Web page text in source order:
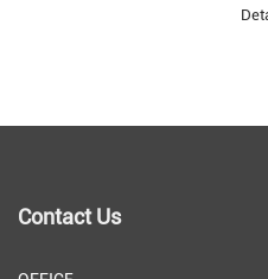
Contact Us